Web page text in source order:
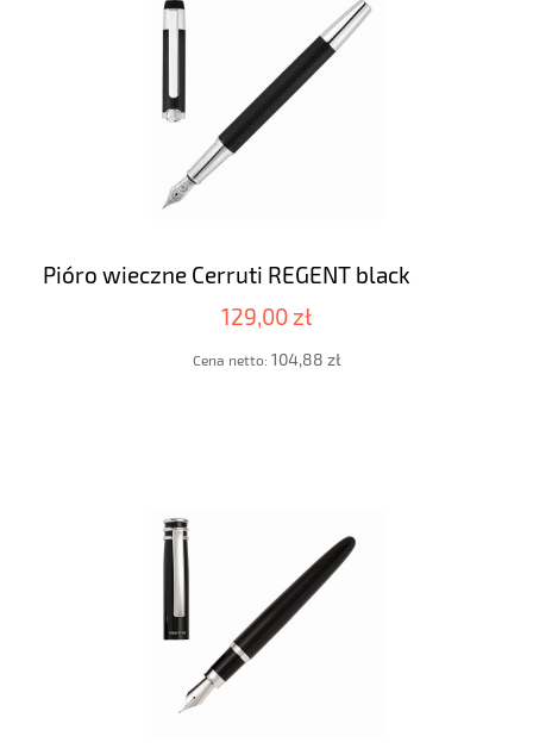
Pióro wieczne Cerruti REGENT black
129,00 zł
Cena netto: 104,88 zł